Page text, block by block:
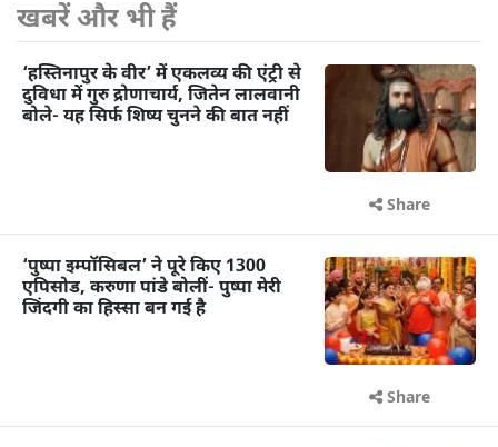
खबरें और भी हैं
‘हस्तिनापुर के वीर’ में एकलव्य की एंट्री से
दुविधा में गुरु द्रोणाचार्य, जितेन लालवानी
बोले- यह सिर्फ शिष्य चुनने की बात नहीं
Share
‘पुष्पा इम्पॉसिबल’ ने पूरे किए 1300
एपिसोड, करुणा पांडे बोलीं- पुष्पा मेरी
जिंदगी का हिस्सा बन गई है
Share